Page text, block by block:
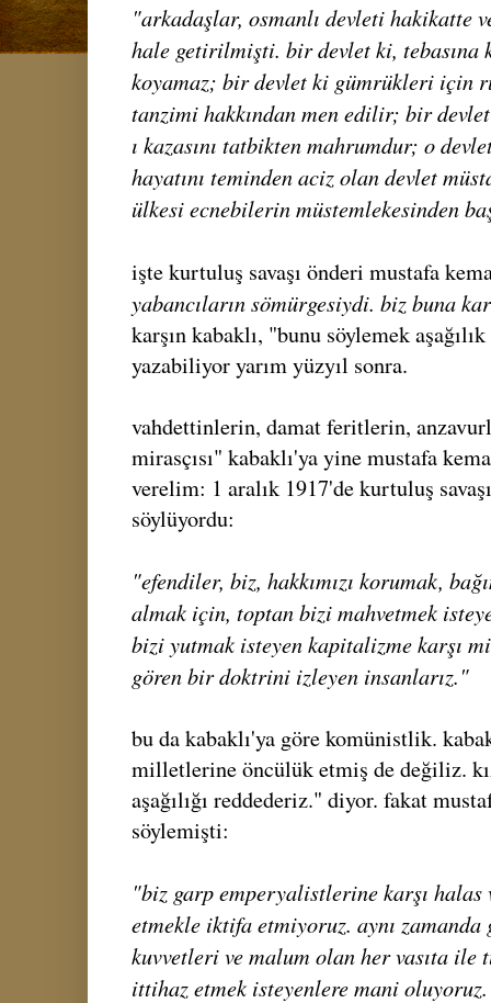
"arkadaşlar, osmanlı devleti
hale getirilmişti. bir devlet ki, tebasına
koyamaz; bir devlet ki gümrükleri için
tanzimi hakkından men edilir; bir
ı kazasını tatbikten mahrumdur; o
hayatını teminden aciz olan devlet
ülkesi ecnebilerin müstemlekesinden
işte kurtuluş savaşı önderi mustafa
yabancıların sömürgesiydi. biz buna
karşın kabaklı, "bunu söylemek
yazabiliyor yarım yüzyıl sonra.
vahdettinlerin, damat feritlerin,
mirasçısı" kabaklı'ya yine mustafa
verelim: 1 aralık 1917'de kurtuluş
söylüyordu:
"efendiler, biz, hakkımızı korumak,
almak için, toptan bizi mahvetmek
bizi yutmak isteyen kapitalizme karşı
gören bir doktrini izleyen insanlarız."
bu da kabaklı'ya göre komünistlik.
milletlerine öncülük etmiş de değiliz.
aşağılığı reddederiz." diyor. fakat
söylemişti:
"biz garp emperyalistlerine karşı
etmekle iktifa etmiyoruz. aynı
kuvvetleri ve malum olan her vasıta
ittihaz etmek isteyenlere mani